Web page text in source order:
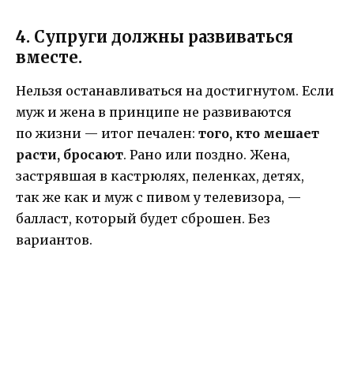
4. Супруги должны развиваться
вместе.
Нельзя останавливаться на достигнутом. Если
муж и жена в принципе не развиваются
по жизни — итог печален: того, кто мешает
расти, бросают. Рано или поздно. Жена,
застрявшая в кастрюлях, пеленках, детях,
так же как и муж с пивом у телевизора, —
балласт, который будет сброшен. Без
вариантов.